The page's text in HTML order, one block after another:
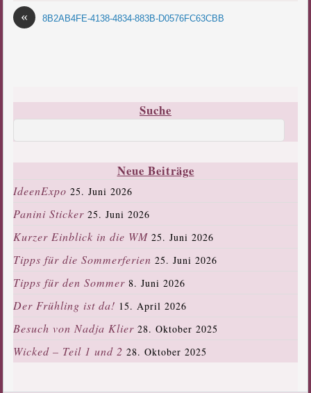
« 8B2AB4FE-4138-4834-883B-D0576FC63CBB
Suche
Neue Beiträge
IdeenExpo 25. Juni 2026
Panini Sticker 25. Juni 2026
Kurzer Einblick in die WM 25. Juni 2026
Tipps für die Sommerferien 25. Juni 2026
Tipps für den Sommer 8. Juni 2026
Der Frühling ist da! 15. April 2026
Besuch von Nadja Klier 28. Oktober 2025
Wicked – Teil 1 und 2 28. Oktober 2025